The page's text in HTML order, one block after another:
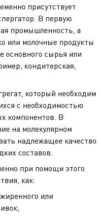
присутствует
В первую
промышленность, а
или молочные продукты
основного сырья или
кондитерская,
который необходим
с необходимостью
компонентов. В
на молекулярном
надлежащее качество
составов.
при помощи этого
как:
или